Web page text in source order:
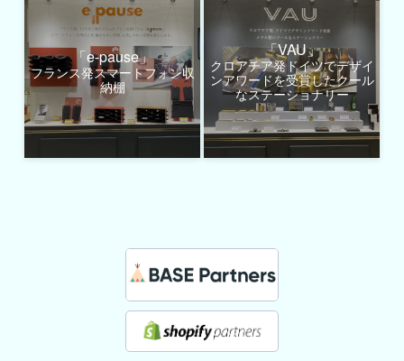
「e-pause」
フランス発スマートフォン収
納棚
「VAU」
クロアチア発ドイツでデザイ
ンアワードを受賞したクール
なステーショナリー